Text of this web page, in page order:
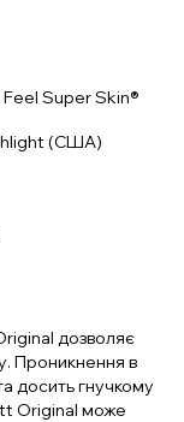
Feel Super Skin®
(США)
дозволяє
Проникнення в
досить гнучкому
Original може